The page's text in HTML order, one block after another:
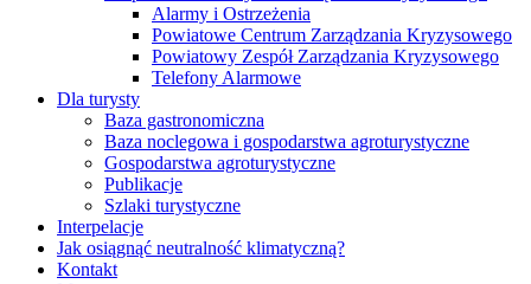
Alarmy i Ostrzeżenia
Powiatowe Centrum Zarządzania Kryzysowego
Powiatowy Zespół Zarządzania Kryzysowego
Telefony Alarmowe
Dla turysty
Baza gastronomiczna
Baza noclegowa i gospodarstwa agroturystyczne
Gospodarstwa agroturystyczne
Publikacje
Szlaki turystyczne
Interpelacje
Jak osiągnąć neutralność klimatyczną?
Kontakt